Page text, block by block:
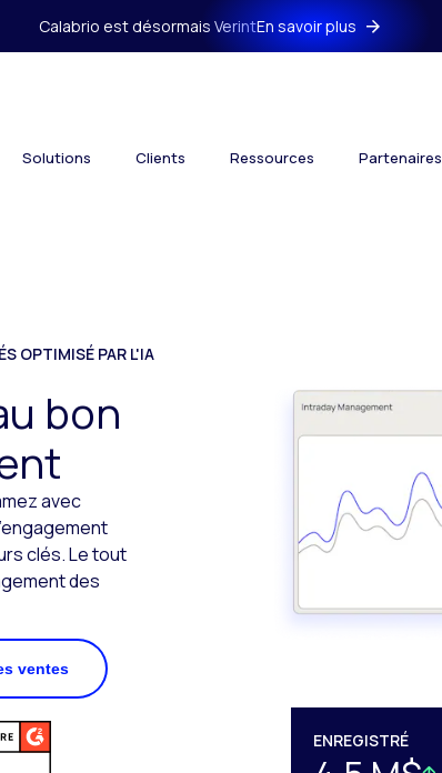
Calabrio est désormais VerintEn savoir plus
Solutions Clients Ressources Partenaires
OPTIMISÉ PAR L'IA
bon
avec
clés. Le tout
des
ventes
ENREGISTRÉ